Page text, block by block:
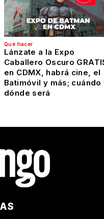
Qué hacer
Lánzate a la Expo
Caballero Oscuro
en CDMX, habrá cine, el
Batimóvil y más; cuándo
dónde será